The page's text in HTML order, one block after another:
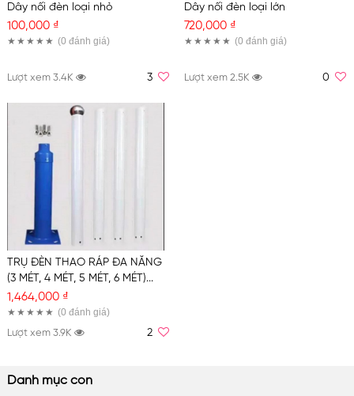
Dây nối đèn loại nhỏ
100,000 ₫
(0 đánh giá)
3
Lượt xem 3.4K
Dây nối đèn loại lớn
720,000 ₫
(0 đánh giá)
0
Lượt xem 2.5K
TRỤ ĐÈN THAO RÁP ĐA NĂNG
(3 MÉT, 4 MÉT, 5 MÉT, 6 MÉT)...
1,464,000 ₫
(0 đánh giá)
2
Lượt xem 3.9K
Danh mục con